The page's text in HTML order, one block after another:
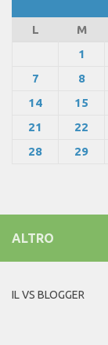
L
M
1
7
8
14
15
21
22
28
29
ALTRO
IL VS BLOGGER